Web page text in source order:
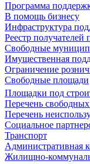
Программа
В помощь бизнесу
Инфраструктура
Реестр получателей
Свободные
Имущественная
Ограничение
Свободные площади
Площадки под
Перечень
Перечень
Социальное
Транспорт
Административная
Жилищно-